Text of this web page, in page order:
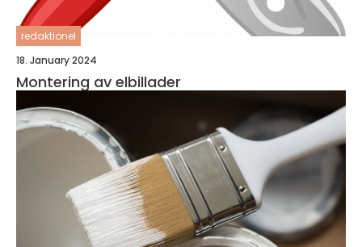
redaktionel
18. January 2024
Montering av elbillader